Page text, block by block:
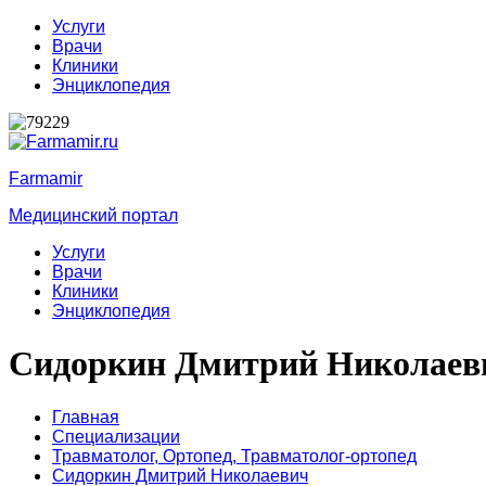
Услуги
Врачи
Клиники
Энциклопедия
Farmamir
Медицинский портал
Услуги
Врачи
Клиники
Энциклопедия
Сидоркин Дмитрий
Главная
Специализации
Травматолог, Ортопед, Травматолог-ортопед
Сидоркин Дмитрий Николаевич